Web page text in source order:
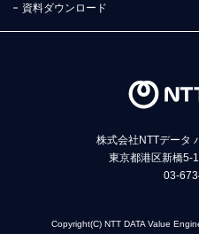
資料ダウンロード
株式会社NTTデータ
東京都港区新橋5-
03-
Copyright(C) NTT DATA Value